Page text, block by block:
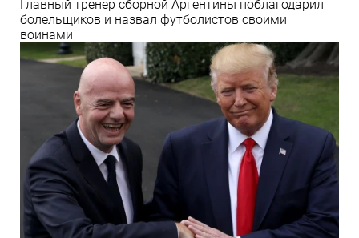
Главный тренер сборной Аргентины поблагодарил
болельщиков и назвал футболистов своими
воинами